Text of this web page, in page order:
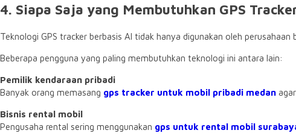
4. Siapa Saja yang Membutuhkan GPS
Teknologi GPS tracker berbasis AI tidak hanya digunakan oleh
Beberapa pengguna yang paling membutuhkan teknologi ini antara lain:
Pemilik kendaraan pribadi
Banyak orang memasang gps tracker untuk mobil pribadi medan
Bisnis rental mobil
Pengusaha rental sering menggunakan gps untuk rental mobil